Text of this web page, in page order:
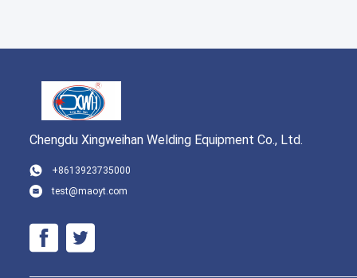
Chengdu Xingweihan Welding Equipment Co., Ltd.
+8613923735000
test@maoyt.com